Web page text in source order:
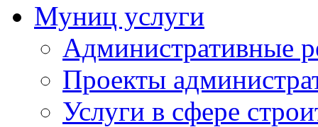
Муниц услуги
Административные
Проекты
Услуги в сфере